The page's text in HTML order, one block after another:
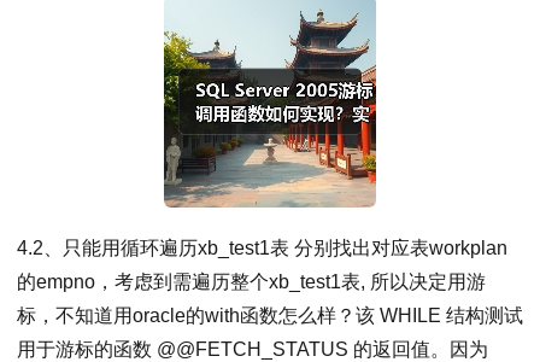
4.2、只能用循环遍历xb_test1表 分别找出对应表workplan
的empno，考虑到需遍历整个xb_test1表, 所以决定用游
标，不知道用oracle的with函数怎么样？该 WHILE 结构测试
用于游标的函数 @@FETCH_STATUS 的返回值。因为